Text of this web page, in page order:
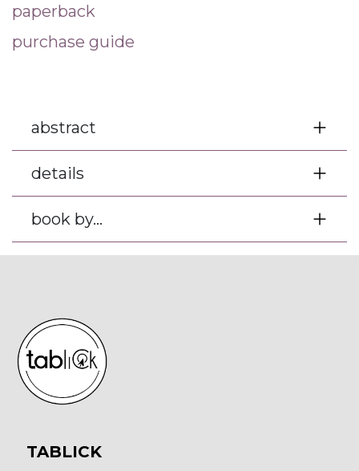
paperback
purchase guide
abstract
details
book by...
TABLICK